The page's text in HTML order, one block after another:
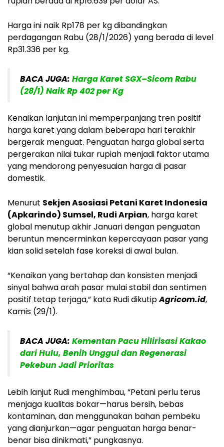
Harga ini naik Rp178 per kg dibandingkan
perdagangan Rabu (28/1/2026) yang berada di level
Rp31.336 per kg.
BACA JUGA: Harga Karet SGX–Sicom Rabu
(28/1) Naik Rp 402 per Kg
Kenaikan lanjutan ini memperpanjang tren positif
harga karet yang dalam beberapa hari terakhir
bergerak menguat. Penguatan harga global serta
pergerakan nilai tukar rupiah menjadi faktor utama
yang mendorong penyesuaian harga di pasar
domestik.
Menurut Sekjen Asosiasi Petani Karet Indonesia
(Apkarindo) Sumsel, Rudi Arpian, harga karet
global menutup akhir Januari dengan penguatan
beruntun mencerminkan kepercayaan pasar yang
kian solid setelah fase koreksi di awal bulan.
“Kenaikan yang bertahap dan konsisten menjadi
sinyal bahwa arah pasar mulai stabil dan sentimen
positif tetap terjaga,” kata Rudi dikutipAgricom.id,
Kamis (29/1).
BACA JUGA: Kementan Pacu Hilirisasi Kakao
dari Hulu, Benih Unggul dan Regenerasi
Pekebun Jadi Prioritas
Lebih lanjut Rudi menghimbau, “Petani perlu terus
menjaga kualitas bokar—harus bersih, bebas
kontaminan, dan menggunakan bahan pembeku
yang dianjurkan—agar penguatan harga benar-
benar bisa dinikmati,” pungkasnya.